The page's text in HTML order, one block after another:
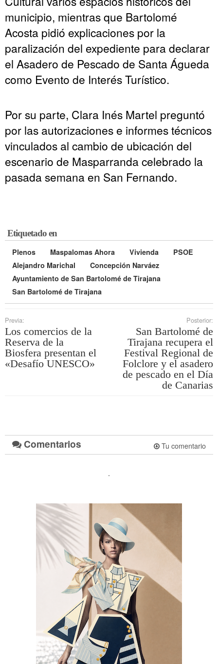
municipio, mientras que Bartolomé
Acosta pidió explicaciones por la
paralización del expediente para declarar
el Asadero de Pescado de Santa Águeda
como Evento de Interés Turístico.
Por su parte, Clara Inés Martel preguntó
por las autorizaciones e informes técnicos
vinculados al cambio de ubicación del
escenario de Masparranda celebrado la
pasada semana en San Fernando.
Etiquetado en
Plenos Maspalomas Ahora Vivienda
PSOE
Alejandro Marichal
Concepción Narváez
Ayuntamiento de San Bartolomé de Tirajana
San Bartolomé de Tirajana
Previa:
Los comercios de la
Reserva de la
Biosfera presentan el
«Desafío UNESCO»
Posterior:
San Bartolomé de
Tirajana recupera el
Festival Regional de
Folclore y el asadero
de pescado en el Día
de Canarias
Comentarios Tu comentario
.